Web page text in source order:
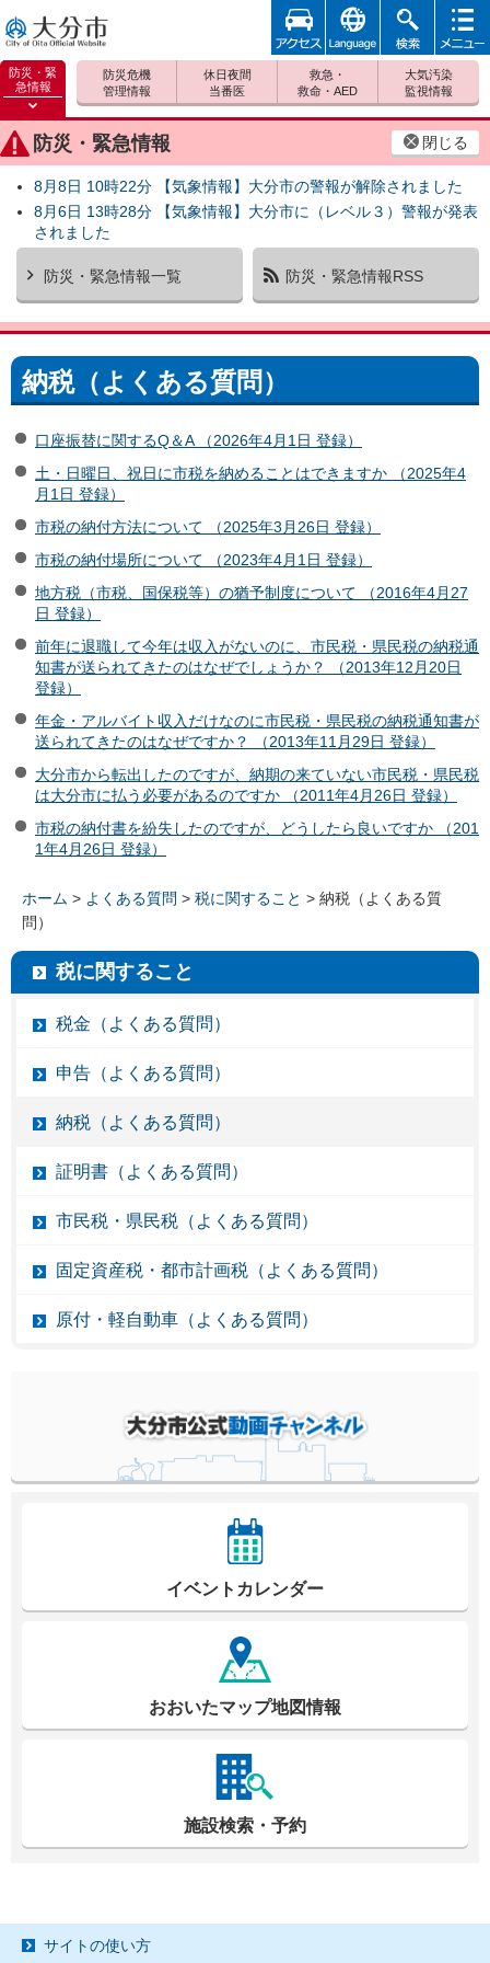
大分市
防災・緊
急情報
防災緊
急情報
を開く
防災・緊急情報 閉じる
8月8日 10時22分 【気象情報】大分市の警報が解除されました
8月6日 13時28分 【気象情報】大分市に（レベル３）警報が発表
されました
防災・緊急情報一覧 防災・緊急情報RSS
防災危機
管理情報
休日夜間
当番医
救急・
救命・AED
大気汚染
監視情報
アクセ
ス
foreign 検索
メニュ
納税（よくある質問）
口座振替に関するQ＆A （2026年4月1日 登録）
土・日曜日、祝日に市税を納めることはできますか （2025年4
月1日 登録）
市税の納付方法について （2025年3月26日 登録）
市税の納付場所について （2023年4月1日 登録）
地方税（市税、国保税等）の猶予制度について （2016年4月27
日 登録）
前年に退職して今年は収入がないのに、市民税・県民税の納税通
知書が送られてきたのはなぜでしょうか？ （2013年12月20日
登録）
年金・アルバイト収入だけなのに市民税・県民税の納税通知書が
送られてきたのはなぜですか？ （2013年11月29日 登録）
大分市から転出したのですが、納期の来ていない市民税・県民税
は大分市に払う必要があるのですか （2011年4月26日 登録）
市税の納付書を紛失したのですが、どうしたら良いですか （201
1年4月26日 登録）
ホーム > よくある質問 > 税に関すること > 納税（よくある質
問）
税に関すること
税金（よくある質問）
申告（よくある質問）
納税（よくある質問）
証明書（よくある質問）
市民税・県民税（よくある質問）
固定資産税・都市計画税（よくある質問）
原付・軽自動車（よくある質問）
イベントカレンダー
おおいたマップ地図情報
施設検索・予約
サイトの使い方